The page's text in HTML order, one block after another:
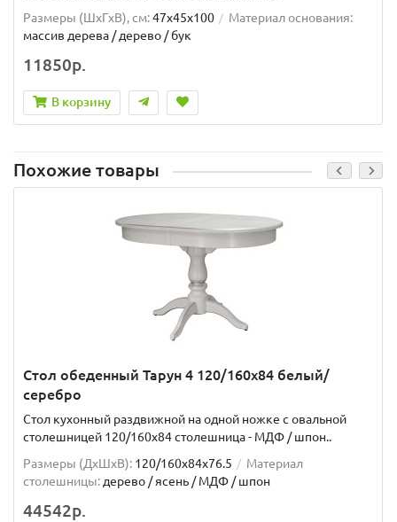
Размеры (ШxГxВ), см:47х45х100
Материал основания:
массив дерева / дерево / бук
11850р.
В корзину
Похожие товары
Стол обеденный Тарун 4 120/160х84 белый/
серебро
Стол кухонный раздвижной на одной ножке с овальной
столешницей 120/160х84 столешница - МДФ / шпон..
Размеры (ДхШxВ): 120/160х84х76.5
Материал
столешницы:дерево / ясень / МДФ / шпон
44542р.